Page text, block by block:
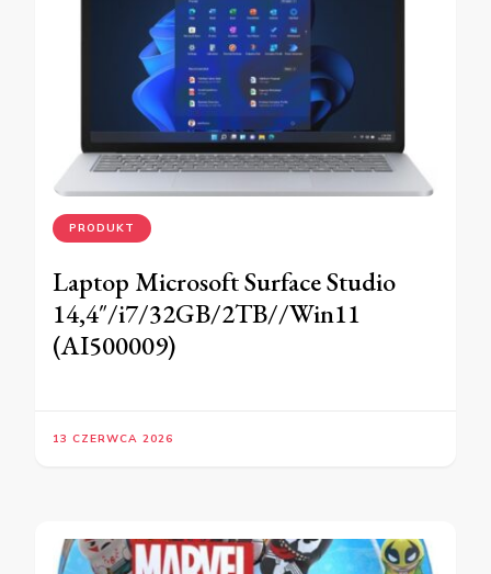
PRODUKT
Laptop Microsoft Surface Studio
14,4″/i7/32GB/2TB//Win11
(AI500009)
13 CZERWCA 2026